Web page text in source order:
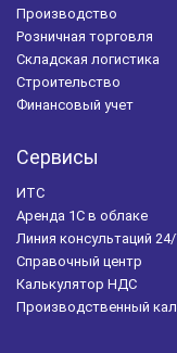
Производство
Розничная торговля
Складская логистика
Строительство
Финансовый учет
Сервисы
ИТС
Аренда 1С в облаке
Линия консультаций
Справочный центр
Калькулятор НДС
Производственный